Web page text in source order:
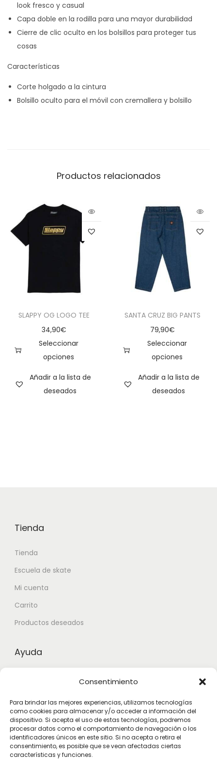
Consentimiento
Para brindar las mejores experiencias, utilizamos tecnologías
como cookies para almacenar y/o acceder a información del
dispositivo. Si acepta el uso de estas tecnologías, podremos
procesar datos como el comportamiento de navegación o los
identificadores únicos en este sitio. Si no acepta o retira el
consentimiento, es posible que se vean afectadas ciertas
características y funciones.
look fresco y casual
Capa doble en la rodilla para una mayor durabilidad
Cierre de clic oculto en los bolsillos para proteger tus
cosas
Características
Corte holgado a la cintura
Bolsillo oculto para el móvil con cremallera y bolsillo
Productos relacionados
SLAPPY OG LOGO TEE
34,90€
Seleccionar
opciones
Añadir a la lista de
deseados
SANTA CRUZ BIG PANTS
79,90€
Seleccionar
opciones
Añadir a la lista de
deseados
Tienda
Tienda
Escuela de skate
Mi cuenta
Carrito
Productos deseados
Ayuda
Términos y condiciones
Suscribete